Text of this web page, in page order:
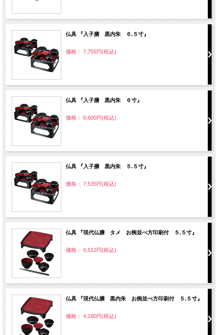
仏具 『入子膳 黒内朱 ６.５寸』
価格： 7,755円(税込)
仏具 『入子膳 黒内朱 ６寸』
価格： 6,600円(税込)
仏具 『入子膳 黒内朱 ５.５寸』
価格： 7,535円(税込)
仏具 『現代仏膳 タメ お椀並べ方印刷付 ５.５寸』
価格： 6,512円(税込)
仏具 『現代仏膳 黒内朱 お椀並べ方印刷付 ５.５寸』
価格： 4,180円(税込)